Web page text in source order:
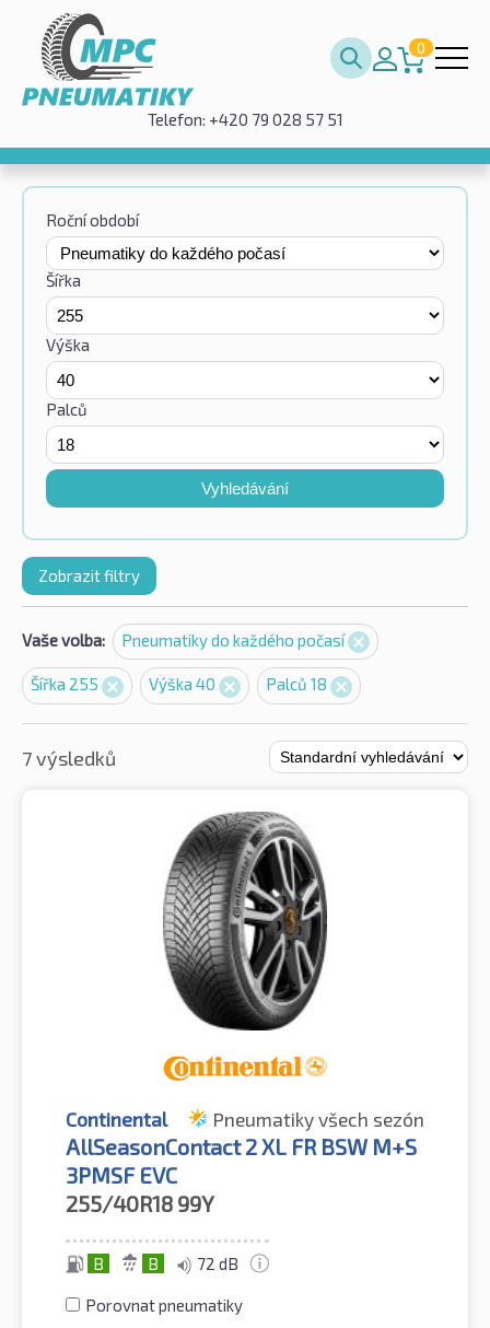
0
Telefon: +420 79 028 57 51
Roční období
Šířka
Výška
Palců
Vyhledávání
Zobrazit filtry
Vaše volba: Pneumatiky do každého počasí
Šířka 255 Výška 40 Palců 18
7 výsledků
Continental Pneumatiky všech sezón
AllSeasonContact 2 XL FR BSW M+S
3PMSF EVC
255/40R18 99Y
B B 72 dB
Porovnat pneumatiky